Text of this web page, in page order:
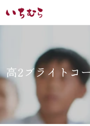
高2ブライトコ